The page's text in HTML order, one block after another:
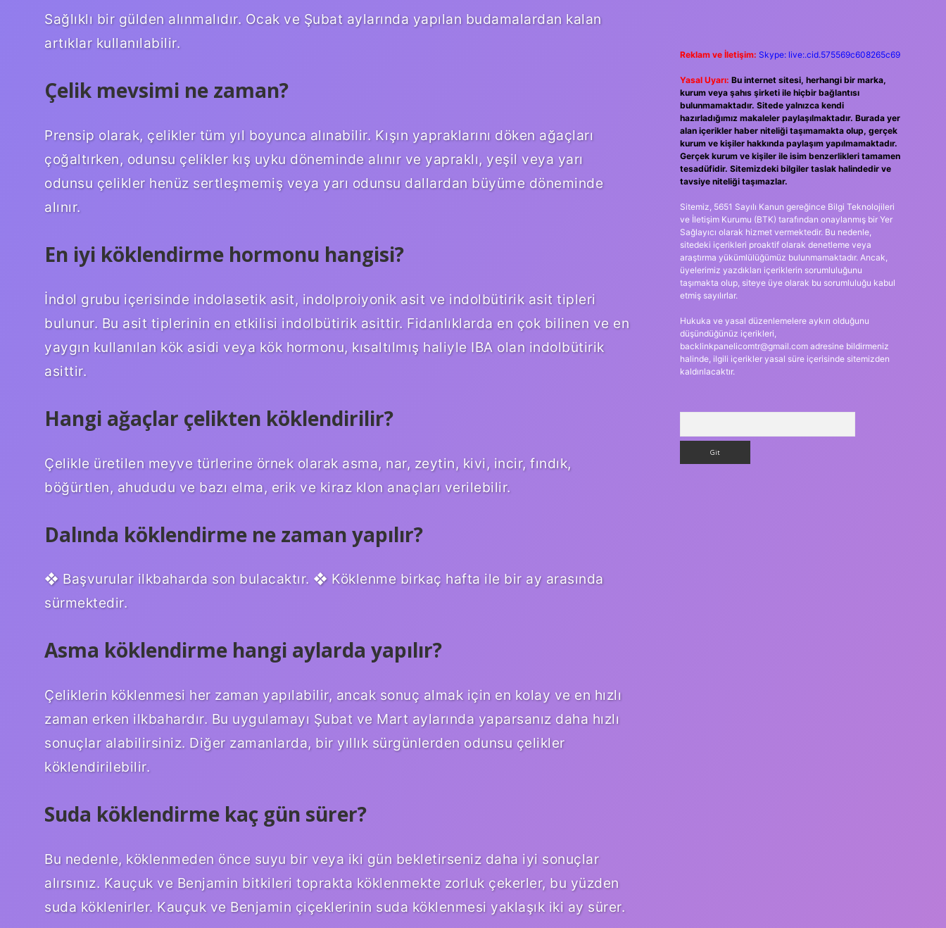
Sağlıklı bir gülden alınmalıdır. Ocak ve Şubat aylarında yapılan budamalardan kalan
artıklar kullanılabilir.
Çelik mevsimi ne zaman?
Prensip olarak, çelikler tüm yıl boyunca alınabilir. Kışın yapraklarını döken ağaçları
çoğaltırken, odunsu çelikler kış uyku döneminde alınır ve yapraklı, yeşil veya yarı
odunsu çelikler henüz sertleşmemiş veya yarı odunsu dallardan büyüme döneminde
alınır.
En iyi köklendirme hormonu hangisi?
İndol grubu içerisinde indolasetik asit, indolproiyonik asit ve indolbütirik asit tipleri
bulunur. Bu asit tiplerinin en etkilisi indolbütirik asittir. Fidanlıklarda en çok bilinen ve en
yaygın kullanılan kök asidi veya kök hormonu, kısaltılmış haliyle IBA olan indolbütirik
asittir.
Hangi ağaçlar çelikten köklendirilir?
Çelikle üretilen meyve türlerine örnek olarak asma, nar, zeytin, kivi, incir, fındık,
böğürtlen, ahududu ve bazı elma, erik ve kiraz klon anaçları verilebilir.
Dalında köklendirme ne zaman yapılır?
❖ Başvurular ilkbaharda son bulacaktır. ❖ Köklenme birkaç hafta ile bir ay arasında
sürmektedir.
Asma köklendirme hangi aylarda yapılır?
Çeliklerin köklenmesi her zaman yapılabilir, ancak sonuç almak için en kolay ve en hızlı
zaman erken ilkbahardır. Bu uygulamayı Şubat ve Mart aylarında yaparsanız daha hızlı
sonuçlar alabilirsiniz. Diğer zamanlarda, bir yıllık sürgünlerden odunsu çelikler
köklendirilebilir.
Suda köklendirme kaç gün sürer?
Bu nedenle, köklenmeden önce suyu bir veya iki gün bekletirseniz daha iyi sonuçlar
alırsınız. Kauçuk ve Benjamin bitkileri toprakta köklenmekte zorluk çekerler, bu yüzden
suda köklenirler. Kauçuk ve Benjamin çiçeklerinin suda köklenmesi yaklaşık iki ay sürer.
Reklam ve İletişim: Skype: live:.cid.575569c608265c69
Yasal Uyarı: Bu internet sitesi, herhangi bir marka,
kurum veya şahıs şirketi ile hiçbir bağlantısı
bulunmamaktadır. Sitede yalnızca kendi
hazırladığımız makaleler paylaşılmaktadır. Burada yer
alan içerikler haber niteliği taşımamakta olup, gerçek
kurum ve kişiler hakkında paylaşım yapılmamaktadır.
Gerçek kurum ve kişiler ile isim benzerlikleri tamamen
tesadüfidir. Sitemizdeki bilgiler taslak halindedir ve
tavsiye niteliği taşımazlar.
Sitemiz, 5651 Sayılı Kanun gereğince Bilgi Teknolojileri
ve İletişim Kurumu (BTK) tarafından onaylanmış bir Yer
Sağlayıcı olarak hizmet vermektedir. Bu nedenle,
sitedeki içerikleri proaktif olarak denetleme veya
araştırma yükümlülüğümüz bulunmamaktadır. Ancak,
üyelerimiz yazdıkları içeriklerin sorumluluğunu
taşımakta olup, siteye üye olarak bu sorumluluğu kabul
etmiş sayılırlar.
Hukuka ve yasal düzenlemelere aykırı olduğunu
düşündüğünüz içerikleri,
backlinkpanelicomtr@gmail.comadresine bildirmeniz
halinde, ilgili içerikler yasal süre içerisinde sitemizden
kaldırılacaktır.